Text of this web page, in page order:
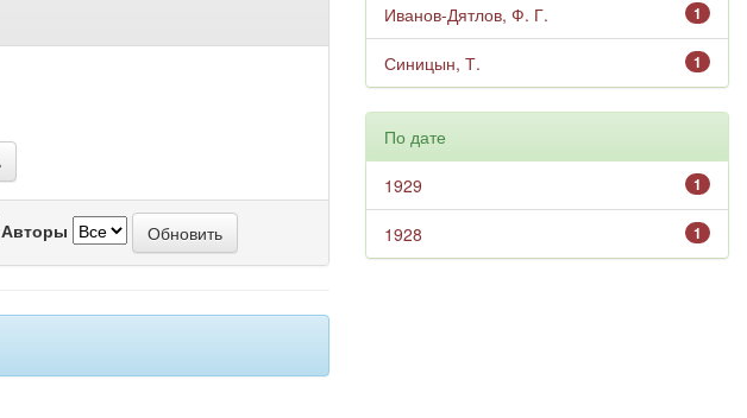
Авторы
1
Иванов-Дятлов, Ф. Г.
1
Синицын, Т.
По дате
1
1929
1
1928